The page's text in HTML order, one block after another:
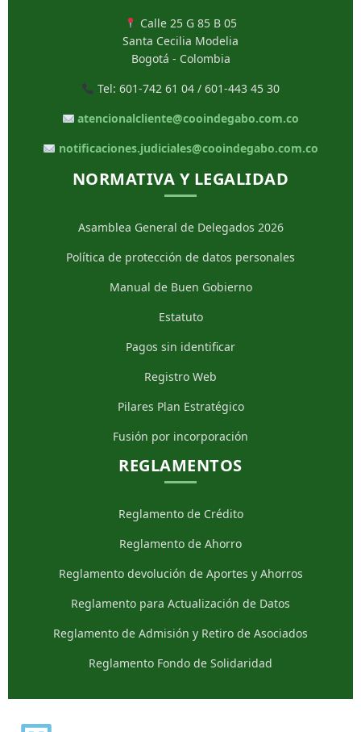
Calle 25 G 85 B 05
Santa Cecilia Modelia
Bogotá - Colombia
Tel: 601-742 61 04 / 601-443 45 30
atencionalcliente@cooindegabo.com.co
notificaciones.judiciales@cooindegabo.com.co
NORMATIVA Y LEGALIDAD
Asamblea General de Delegados 2026
Política de protección de datos personales
Manual de Buen Gobierno
Estatuto
Pagos sin identificar
Registro Web
Pilares Plan Estratégico
Fusión por incorporación
REGLAMENTOS
Reglamento de Crédito
Reglamento de Ahorro
Reglamento devolución de Aportes y Ahorros
Reglamento para Actualización de Datos
Reglamento de Admisión y Retiro de Asociados
Reglamento Fondo de Solidaridad